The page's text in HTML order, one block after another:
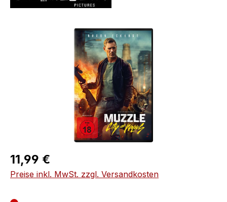
Bildergalerie überspringen
Regulärer Preis:
11,99 €
Preise inkl. MwSt. zzgl. Versandkosten